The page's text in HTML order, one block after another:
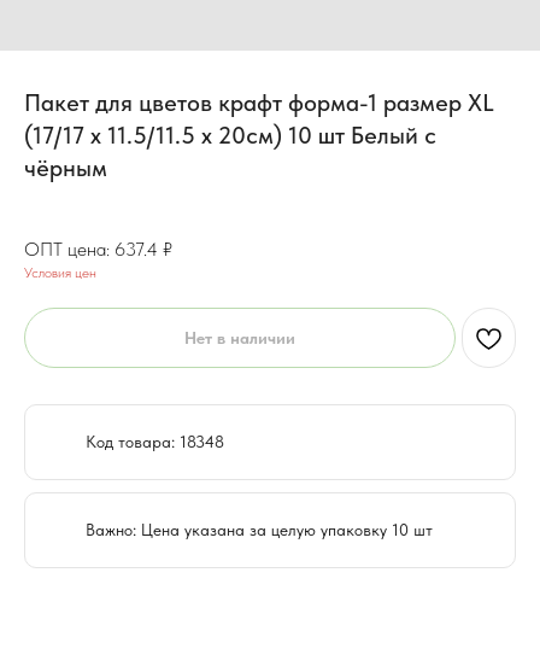
Пакет для цветов крафт форма-1 размер XL
(17/17 х 11.5/11.5 х 20см) 10 шт Белый с
чёрным
637.4 ₽
Условия цен
Нет в наличии
Код товара: 18348
Важно: Цена указана за целую упаковку 10 шт